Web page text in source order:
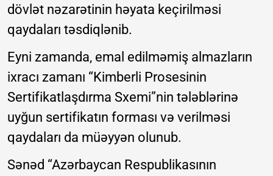
dövlət nəzarətinin həyata keçirilməsi
qaydaları təsdiqlənib.
Eyni zamanda, emal edilməmiş almazların
ixracı zamanı “Kimberli Prosesinin
Sertifikatlaşdırma Sxemi”nin tələblərinə
uyğun sertifikatın forması və verilməsi
qaydaları da müəyyən olunub.
Sənəd “Azərbaycan Respublikasının